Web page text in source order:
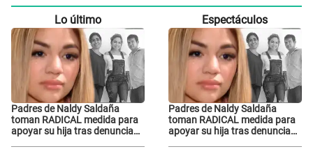
Lo último
Padres de Naldy Saldaña
toman RADICAL medida para
apoyar su hija tras denuncia
Espectáculos
Padres de Naldy Saldaña
toman RADICAL medida para
apoyar su hija tras denuncia